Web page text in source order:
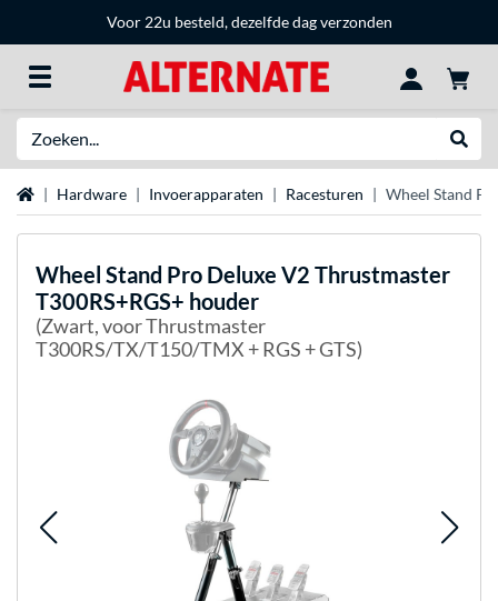
Voor 22u besteld, dezelfde dag verzonden
Home Hardware Invoerapparaten Racesturen Wheel Stand
Wheel Stand Pro Deluxe V2 Thrustmaster
T300RS+RGS+ houder
(Zwart, voor Thrustmaster
T300RS/TX/T150/TMX + RGS + GTS)